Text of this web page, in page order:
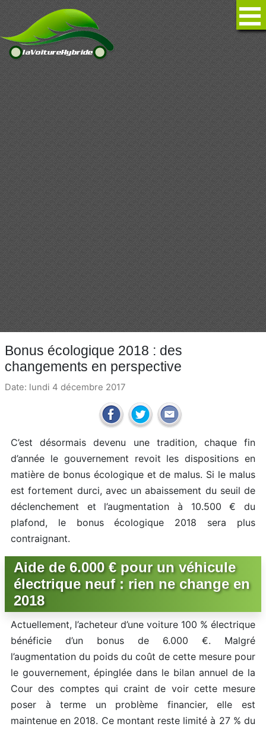
Bonus écologique 2018 : des
changements en perspective
Date: lundi 4 décembre 2017
C’est désormais devenu une tradition, chaque fin
d’année le gouvernement revoit les dispositions en
matière de bonus écologique et de malus. Si le malus
est fortement durci, avec un abaissement du seuil de
déclenchement et l’augmentation à 10.500 € du
plafond, le bonus écologique 2018 sera plus
contraignant.
Aide de 6.000 € pour un véhicule
électrique neuf : rien ne change en
2018
Actuellement, l’acheteur d’une voiture 100 % électrique
bénéficie d’un bonus de 6.000 €. Malgré
l’augmentation du poids du coût de cette mesure pour
le gouvernement, épinglée dans le bilan annuel de la
Cour des comptes qui craint de voir cette mesure
poser à terme un problème financier, elle est
maintenue en 2018. Ce montant reste limité à 27 % du